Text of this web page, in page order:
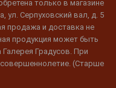
только в магазине
ул. Серпуховский вал, д. 5
продажа и доставка не
продукция может быть
Галерея Градусов. При
(Старше